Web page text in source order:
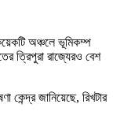
অঞ্চলে ভূমিকম্প
ত্রিপুরা রাজ্যেরও বেশ
কেন্দ্র জানিয়েছে, রিখটার